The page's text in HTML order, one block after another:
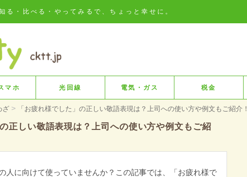
・比べる・やってみるで、ちょっと幸せに。
マホ 光回線 電気・ガス 税金
ざ > 「お疲れ様でした」の正しい敬語表現は？上司への使い方や例文もご紹介！
正しい敬語表現は？上司への使い方や例文もご紹
人に向けて使っていませんか？この記事では、「お疲れ様で